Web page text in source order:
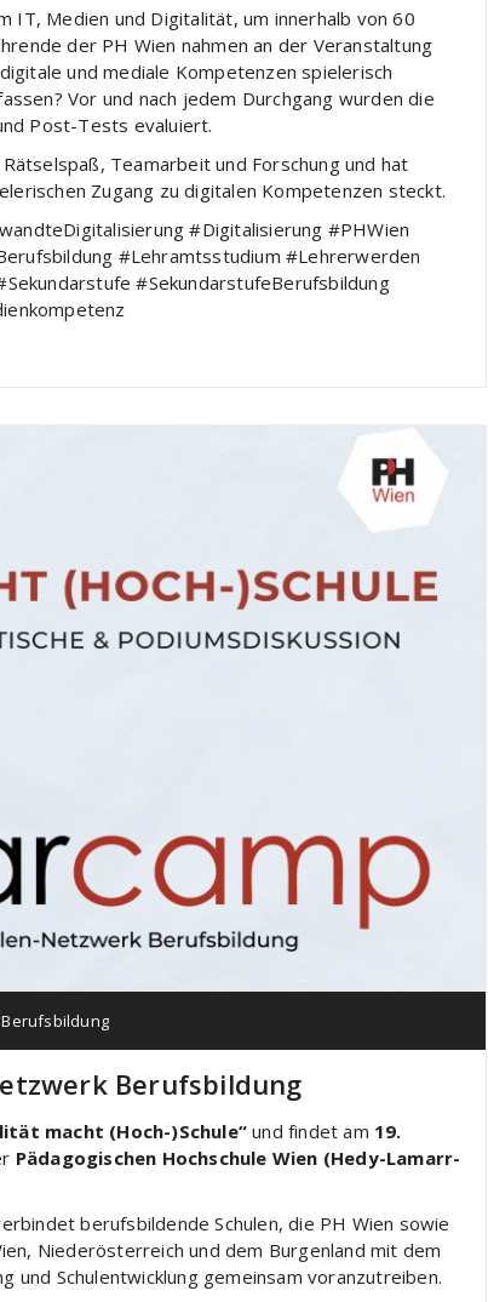
IT, Medien und Digitalität, um innerhalb von 60
der PH Wien nahmen an der Veranstaltung
und mediale Kompetenzen spielerisch
Vor und nach jedem Durchgang wurden die
Post-Tests evaluiert.
Teamarbeit und Forschung und hat
Zugang zu digitalen Kompetenzen steckt.
#Digitalisierung #PHWien
#Lehramtsstudium #Lehrerwerden
#SekundarstufeBerufsbildung
Berufsbildung
Berufsbildung
macht (Hoch-)Schule“ und findet am 19.
Pädagogischen Hochschule Wien (Hedy-Lamarr-
berufsbildende Schulen, die PH Wien sowie
Niederösterreich und dem Burgenland mit dem
und Schulentwicklung gemeinsam voranzutreiben.